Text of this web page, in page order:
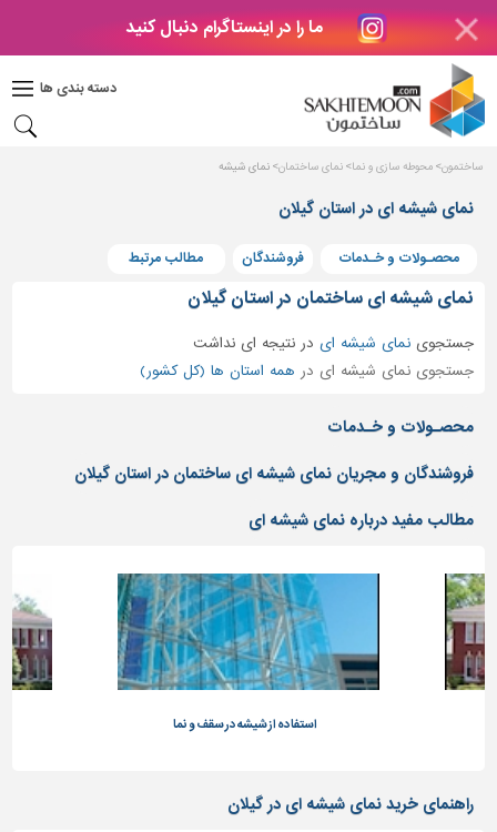
ما را در اینستاگرام دنبال کنید
دسته بندی ها
دکوراسیون
بتن
های
بتنی
و
پنجره
ساختمانی
نرده
و
حفاظ
کفپوش
ابزار،یراق
ساختمون محوطه سازی و نما نمای ساختمان نمای شیشه
نمای شیشه ای در استان گیلان
محصـولات و خـدمات فروشندگان مطالب مرتبط
نمای شیشه ای ساختمان در استان گیلان
جستجوینمای شیشه ای درنتیجه ای نداشت
جستجوی نمای شیشه ای در همه استان ها (کل کشور)
محصـولات و خـدمات
فروشندگان و مجریان نمای شیشه ای ساختمان در استان گیلان
مطالب مفید درباره نمای شیشه ای
استفاده از شیشه در سقف و نما
راهنمای خرید نمای شیشه ای در گیلان